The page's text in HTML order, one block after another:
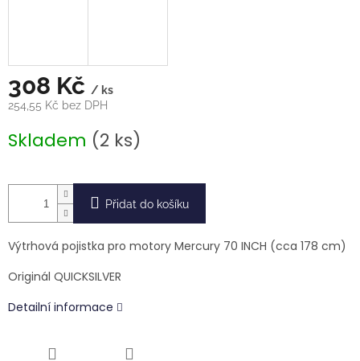
308 Kč / ks
254,55 Kč bez DPH
cena:
Skladem (2 ks)
Přidat do košíku
Výtrhová pojistka pro motory Mercury 70 INCH (cca 178 cm)
Originál QUICKSILVER
Detailní informace